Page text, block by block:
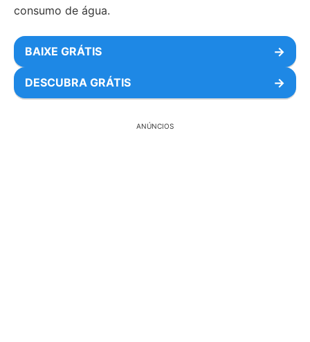
consumo de água.
BAIXE GRÁTIS →
DESCUBRA GRÁTIS →
ANÚNCIOS